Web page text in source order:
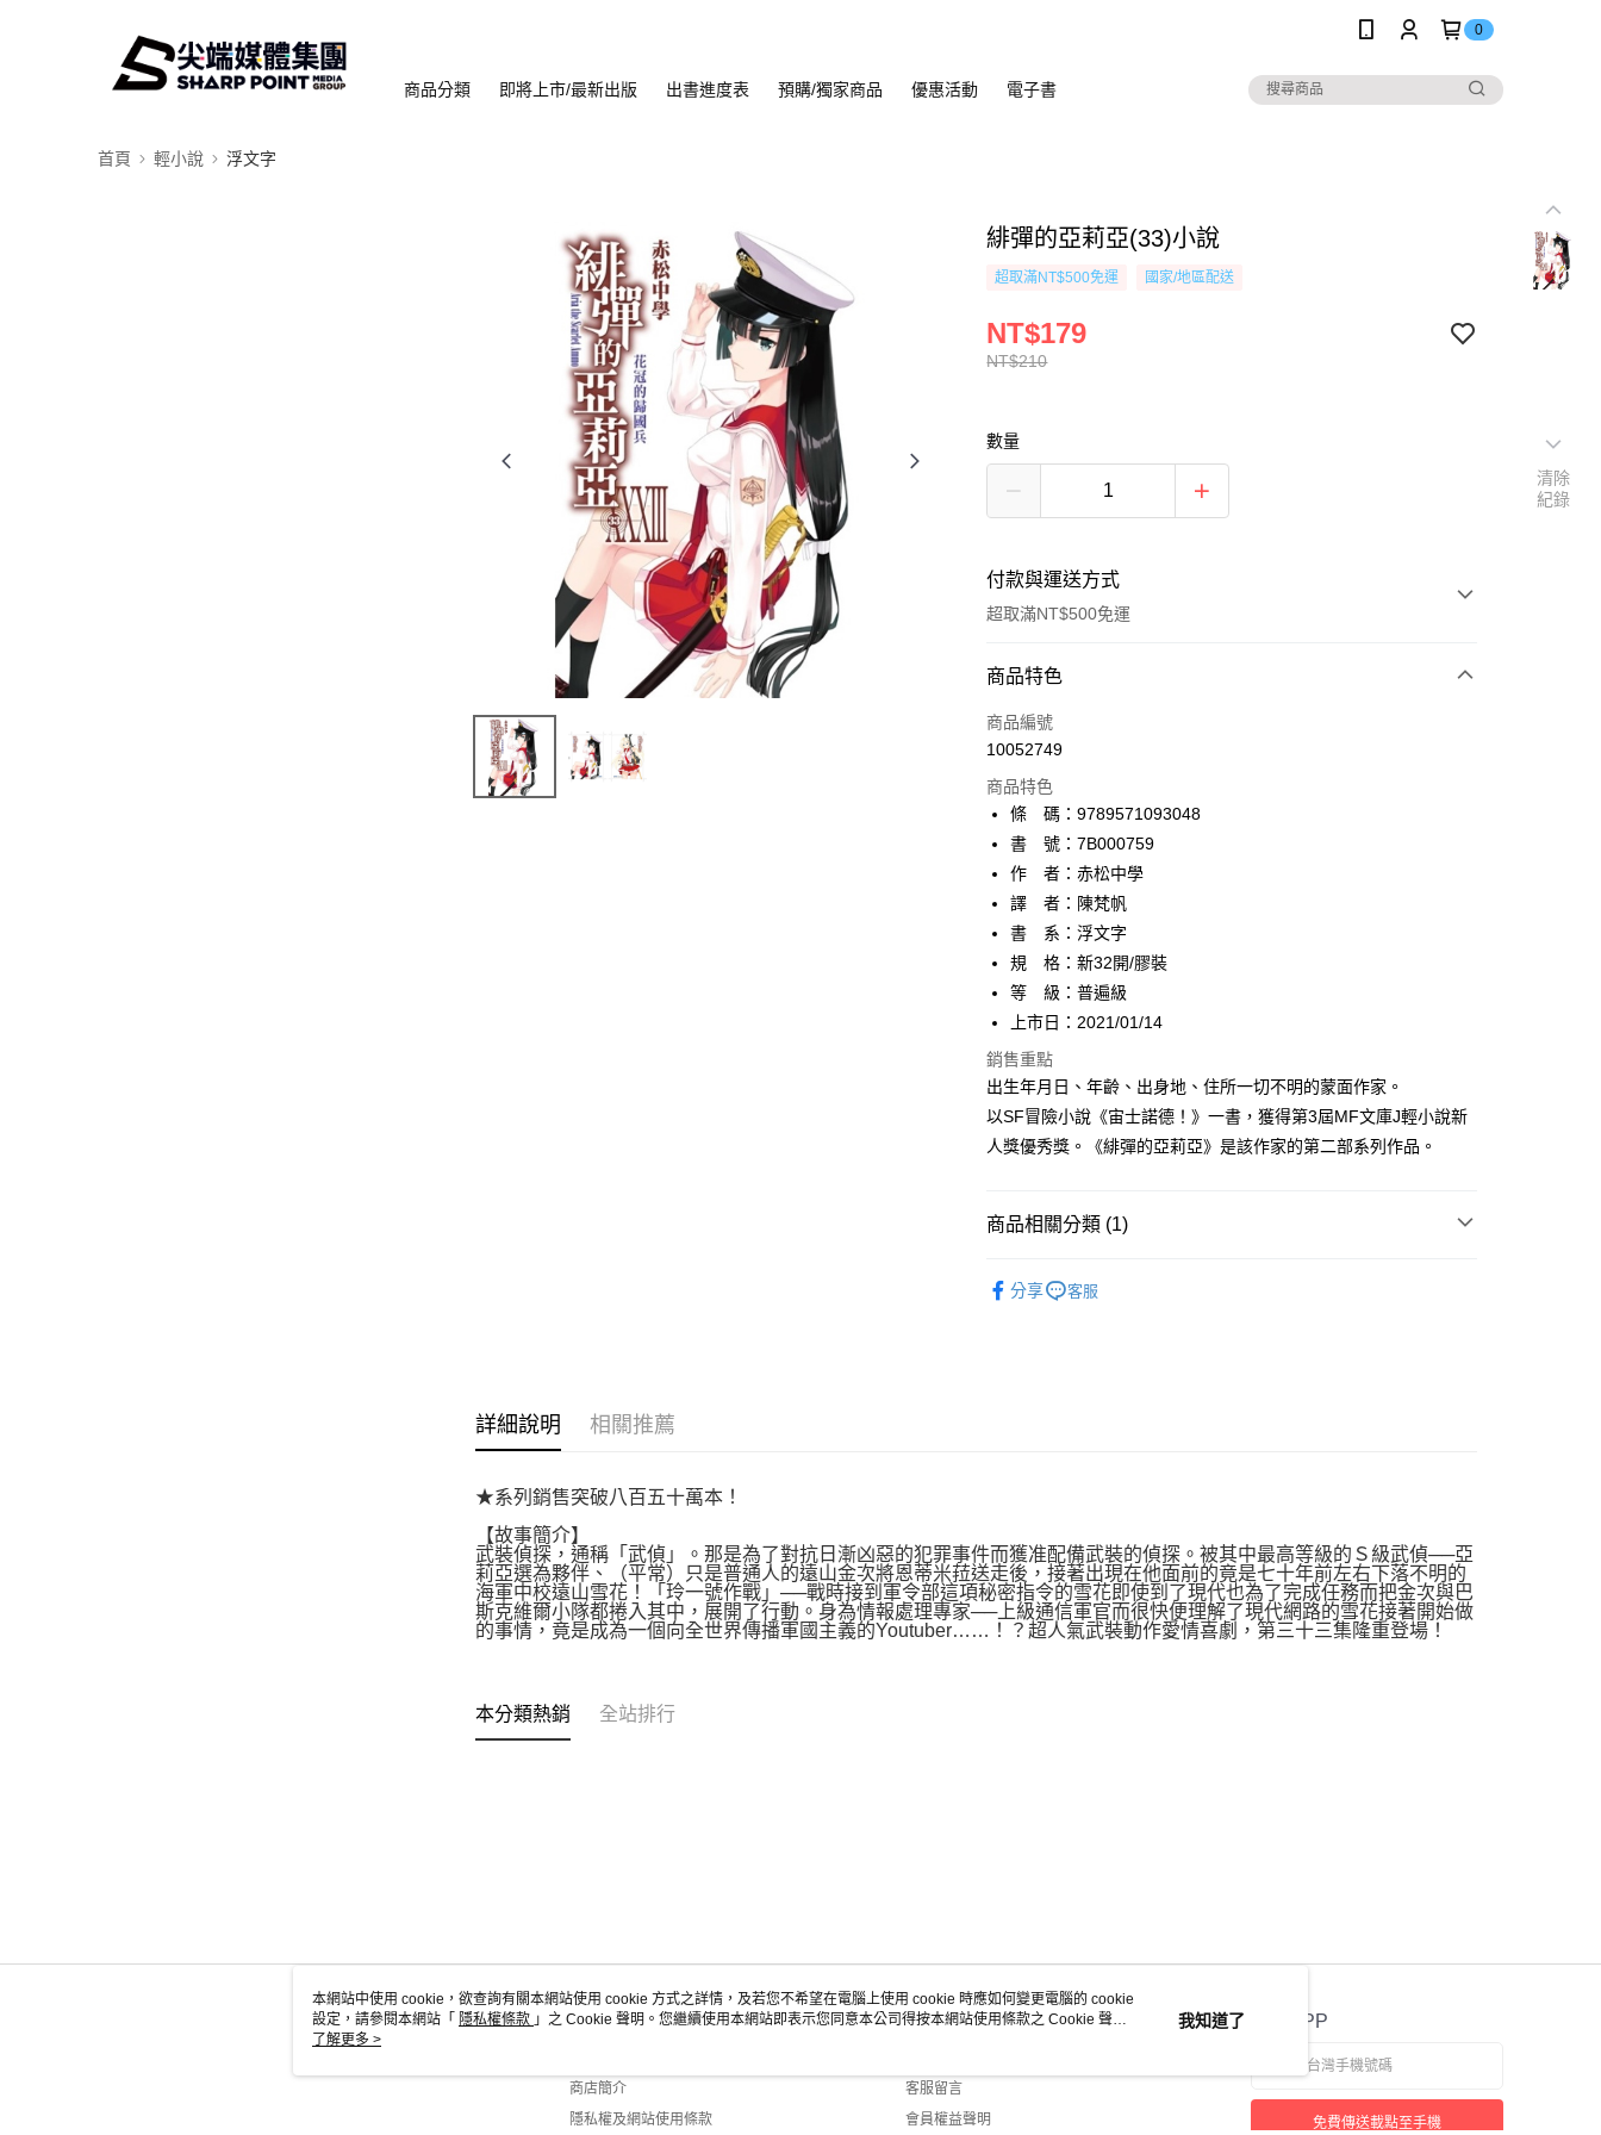
0
商品分類 即將上市/最新出版 出書進度表 預購/獨家商品 優惠活動 電子書
首頁 輕小說 浮文字
緋彈的亞莉亞(33)小說
超取滿NT$500免運 國家/地區配送
NT$210
NT$179
數量
付款與運送方式
超取滿NT$500免運
付款方式
信用卡一次付款
AFTEE先享後付
相關說明
AFTEE先享後付是「在收到商品之後才付款」的支付方式。 讓您購物簡單
便利好安心！
１．簡單：不需註冊會員、不需綁卡、不需儲值。
２．便利：只要手機號碼，簡訊認證，即可結帳。
３．安心：先確認商品／服務後，再付款。
１．於結帳方式選擇「AFTEE先享後付」後，將跳轉至「AFTEE先享後
付」結帳頁面，進行簡訊認證並確認金額後，即可完成結帳。
２．訂單成立數日內，您將收到繳費通知簡訊。
３．收到繳費通知簡訊後14天內，點擊此簡訊中的連結，可透過四大超商
／ATM／網路銀行／等多元方式進行付款，方視為交易完成。
※ 請注意：結帳手續完成當下不需立刻繳費，但若您需要取消訂單，請聯
絡購買商品的店家。未經商家同意取消之訂單仍視為有效，需透過AFTEE
是否繳費成功／繳費後需取消欲退款等相關疑問，請聯繫「AFTEE先享後
【注意事項】
５．嚴禁一人註冊多個帳號或使用他人資訊註冊。若發現惡意使用之情
形，恩沛科技股份有限公司將有權停止該用戶之使用額度並採取法律行
動。
ATM付款
運送方式
全家取貨付款
每筆NT$80，滿NT$500(含以上)免運費
付款後全家取貨
每筆NT$80，滿NT$500(含以上)免運費
萊爾富取貨付款
付款後萊爾富取貨
7-11取貨付款
商品特色
商品編號
10052749
商品特色
條 碼：9789571093048
書 號：7B000759
作 者：赤松中學
譯 者：陳梵帆
書 系：浮文字
規 格：新32開/膠裝
等 級：普遍級
上市日：2021/01/14
銷售重點
出生年月日、年齡、出身地、住所一切不明的蒙面作家。
以SF冒險小說《宙士諾德！》一書，獲得第3屆MF文庫J輕小說新
人獎優秀獎。《緋彈的亞莉亞》是該作家的第二部系列作品。
商品相關分類 (1)
分享
客服
詳細說明 相關推薦
★系列銷售突破八百五十萬本！
【故事簡介】
武裝偵探，通稱「武偵」。那是為了對抗日漸凶惡的犯罪事件而獲准配備武裝的偵探。被其中最高等級的Ｓ級武偵──亞
莉亞選為夥伴、（平常）只是普通人的遠山金次將恩蒂米菈送走後，接著出現在他面前的竟是七十年前左右下落不明的
海軍中校遠山雪花！「玲一號作戰」──戰時接到軍令部這項秘密指令的雪花即使到了現代也為了完成任務而把金次與巴
斯克維爾小隊都捲入其中，展開了行動。身為情報處理專家──上級通信軍官而很快便理解了現代網路的雪花接著開始做
的事情，竟是成為一個向全世界傳播軍國主義的Youtuber……！？超人氣武裝動作愛情喜劇，第三十三集隆重登場！
本分類熱銷 全站排行
關於我們
商店簡介
隱私權及網站使用條款
客服資訊
客服留言
會員權益聲明
官方APP
免費傳送載點至手機
清除
紀錄
本網站中使用 cookie，欲查詢有關本網站使用 cookie 方式之詳情，及若您不希望在電腦上使用 cookie 時應如何變更電腦的 cookie
設定，請參閱本網站「 隱私權條款 」之 Cookie 聲明。您繼續使用本網站即表示您同意本公司得按本網站使用條款之 Cookie 聲明
使用 cookie。
了解更多 >
我知道了